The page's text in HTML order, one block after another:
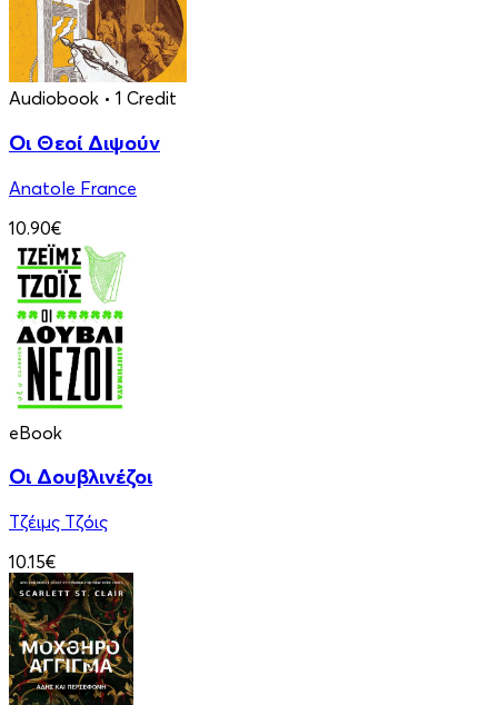
Audiobook • 1 Credit
Οι Θεοί Διψούν
Anatole France
10.90€
eBook
Οι Δουβλινέζοι
Τζέιμς Τζόις
10.15€